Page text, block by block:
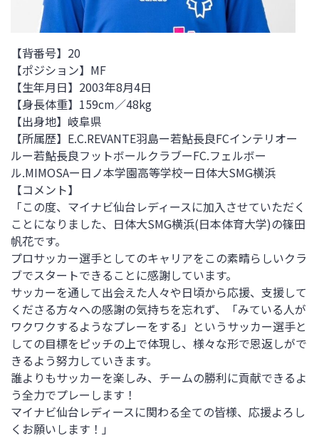
【背番号】20
【ポジション】MF
【生年月日】 2003年8月4日
【身長体重】 159cm／48kg
【出身地】岐阜県
【所属歴】E.C.REVANTE羽島ー若鮎長良FCインテリオー
ルー若鮎長良フットボールクラブーFC.フェルボー
ル.MIMOSAー日ノ本学園高等学校ー日体大SMG横浜
【コメント】
「この度、マイナビ仙台レディースに加入させていただく
ことになりました、日体大SMG横浜(日本体育大学)の篠田
帆花です。
プロサッカー選手としてのキャリアをこの素晴らしいクラ
ブでスタートできることに感謝しています。
サッカーを通して出会えた人々や日頃から応援、支援して
くださる方々への感謝の気持ちを忘れず、「みている人が
ワクワクするようなプレーをする」というサッカー選手と
しての目標をピッチの上で体現し、様々な形で恩返しがで
きるよう努力していきます。
誰よりもサッカーを楽しみ、チームの勝利に貢献できるよ
う全力でプレーします！
マイナビ仙台レディースに関わる全ての皆様、応援よろし
くお願いします！」